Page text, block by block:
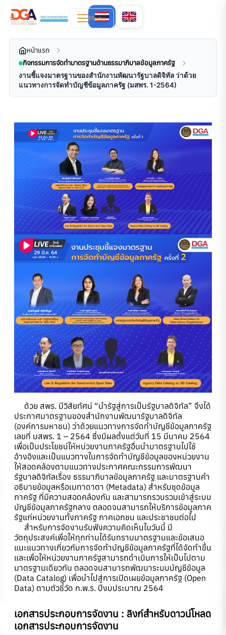
Menu
หน้าแรก
กิจกรรมการจัดทำมาตรฐานด้านธรรมาภิบาลข้อมูลภาครัฐ
งานชี้แจงมาตรฐานของสำนักงานพัฒนารัฐบาลดิจิทัล ว่าด้วย
แนวทางการจัดทำบัญชีข้อมูลภาครัฐ (มสพร. 1-2564)
ด้วย สพร. มีวิสัยทัศน์ “นำรัฐสู่การเป็นรัฐบาลดิจิทัล” จึงได้
ประกาศมาตรฐานของสำนักงานพัฒนารัฐบาลดิจิทัล
(องค์การมหาชน) ว่าด้วยแนวทางการจัดทำบัญชีข้อมูลภาครัฐ
เลขที่ มสพร. 1 – 2564 ซึ่งมีผลตั้งแต่วันที่ 15 มีนาคม 2564
เพื่อเป็นประโยชน์ให้หน่วยงานภาครัฐอื่นนำมาตรฐานไปใช้
อ้างอิงและเป็นแนวทางในการจัดทำบัญชีข้อมูลของหน่วยงาน
ให้สอดคล้องตามแนวทางประกาศคณะกรรมการพัฒนา
รัฐบาลดิจิทัลเรื่อง ธรรมาภิบาลข้อมูลภาครัฐ และมาตรฐานคำ
อธิบายข้อมูลหรือเมทาดาตา (Metadata) สำหรับชุดข้อมูล
ภาครัฐ ที่มีความสอดคล้องกัน และสามารถรวบรวมเข้าสู่ระบบ
บัญชีข้อมูลภาครัฐกลาง ตลอดจนสามารถให้บริการข้อมูลภาค
รัฐแก่หน่วยงานทั้งภาครัฐ ภาคเอกชน และประชาชนต่อไป
สำหรับการจัดงานรับฟังความคิดเห็นในวันนี้ มี
วัตถุประสงค์เพื่อให้ทุกท่านได้รับทราบมาตรฐานและข้อเสนอ
แนะแนวทางเกี่ยวกับการจัดทำบัญชีข้อมูลภาครัฐที่ได้จัดทำขึ้น
และเพื่อให้หน่วยงานภาครัฐสามารถดำเนินการให้เป็นไปตาม
มาตรฐานเดียวกัน ตลอดจนสามารถพัฒนาระบบบัญชีข้อมูล
(Data Catalog) เพื่อนำไปสู่การเปิดเผยข้อมูลภาครัฐ (Open
Data) ตามตัวชี้วัด ก.พ.ร. ปีงบประมาณ 2564
เอกสารประกอบการจัดงาน : ลิงก์สำหรับดาวน์โหลด
เอกสารประกอบการจัดงาน